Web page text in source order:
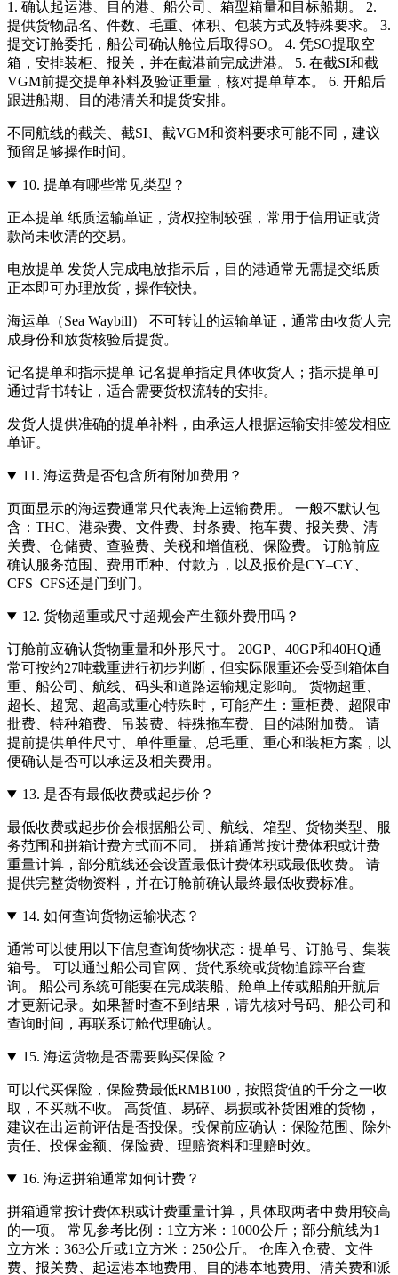
1. 确认起运港、目的港、船公司、箱型箱量和目标船期。 2.
提供货物品名、件数、毛重、体积、包装方式及特殊要求。 3.
提交订舱委托，船公司确认舱位后取得SO。 4. 凭SO提取空
箱，安排装柜、报关，并在截港前完成进港。 5. 在截SI和截
VGM前提交提单补料及验证重量，核对提单草本。 6. 开船后
跟进船期、目的港清关和提货安排。
不同航线的截关、截SI、截VGM和资料要求可能不同，建议
预留足够操作时间。
10. 提单有哪些常见类型？
正本提单 纸质运输单证，货权控制较强，常用于信用证或货
款尚未收清的交易。
电放提单 发货人完成电放指示后，目的港通常无需提交纸质
正本即可办理放货，操作较快。
海运单（Sea Waybill） 不可转让的运输单证，通常由收货人完
成身份和放货核验后提货。
记名提单和指示提单 记名提单指定具体收货人；指示提单可
通过背书转让，适合需要货权流转的安排。
发货人提供准确的提单补料，由承运人根据运输安排签发相应
单证。
11. 海运费是否包含所有附加费用？
页面显示的海运费通常只代表海上运输费用。 一般不默认包
含：THC、港杂费、文件费、封条费、拖车费、报关费、清
关费、仓储费、查验费、关税和增值税、保险费。 订舱前应
确认服务范围、费用币种、付款方，以及报价是CY–CY、
CFS–CFS还是门到门。
12. 货物超重或尺寸超规会产生额外费用吗？
订舱前应确认货物重量和外形尺寸。 20GP、40GP和40HQ通
常可按约27吨载重进行初步判断，但实际限重还会受到箱体自
重、船公司、航线、码头和道路运输规定影响。 货物超重、
超长、超宽、超高或重心特殊时，可能产生：重柜费、超限审
批费、特种箱费、吊装费、特殊拖车费、目的港附加费。 请
提前提供单件尺寸、单件重量、总毛重、重心和装柜方案，以
便确认是否可以承运及相关费用。
13. 是否有最低收费或起步价？
最低收费或起步价会根据船公司、航线、箱型、货物类型、服
务范围和拼箱计费方式而不同。 拼箱通常按计费体积或计费
重量计算，部分航线还会设置最低计费体积或最低收费。 请
提供完整货物资料，并在订舱前确认最终最低收费标准。
14. 如何查询货物运输状态？
通常可以使用以下信息查询货物状态：提单号、订舱号、集装
箱号。 可以通过船公司官网、货代系统或货物追踪平台查
询。 船公司系统可能要在完成装船、舱单上传或船舶开航后
才更新记录。如果暂时查不到结果，请先核对号码、船公司和
查询时间，再联系订舱代理确认。
15. 海运货物是否需要购买保险？
可以代买保险，保险费最低RMB100，按照货值的千分之一收
取，不买就不收。 高货值、易碎、易损或补货困难的货物，
建议在出运前评估是否投保。投保前应确认：保险范围、除外
责任、投保金额、保险费、理赔资料和理赔时效。
16. 海运拼箱通常如何计费？
拼箱通常按计费体积或计费重量计算，具体取两者中费用较高
的一项。 常见参考比例：1立方米：1000公斤；部分航线为1
立方米：363公斤或1立方米：250公斤。 仓库入仓费、文件
费、报关费、起运港本地费用、目的港本地费用、清关费和派